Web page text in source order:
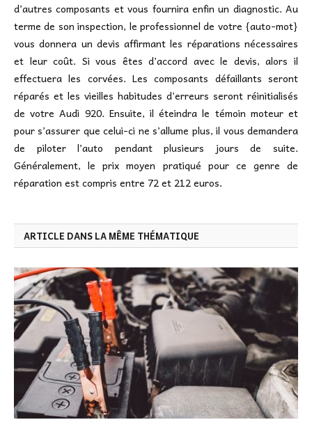
d’autres composants et vous fournira enfin un diagnostic. Au
terme de son inspection, le professionnel de votre {auto-mot}
vous donnera un devis affirmant les réparations nécessaires
et leur coût. Si vous êtes d’accord avec le devis, alors il
effectuera les corvées. Les composants défaillants seront
réparés et les vieilles habitudes d’erreurs seront réinitialisés
de votre Audi 920. Ensuite, il éteindra le témoin moteur et
pour s’assurer que celui-ci ne s’allume plus, il vous demandera
de piloter l’auto pendant plusieurs jours de suite.
Généralement, le prix moyen pratiqué pour ce genre de
réparation est compris entre 72 et 212 euros.
ARTICLE DANS LA MÊME THÉMATIQUE